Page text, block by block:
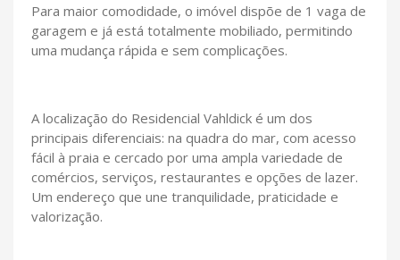
Para maior comodidade, o imóvel dispõe de 1 vaga de
garagem e já está totalmente mobiliado, permitindo
uma mudança rápida e sem complicações.
A localização do Residencial Vahldick é um dos
principais diferenciais: na quadra do mar, com acesso
fácil à praia e cercado por uma ampla variedade de
comércios, serviços, restaurantes e opções de lazer.
Um endereço que une tranquilidade, praticidade e
valorização.